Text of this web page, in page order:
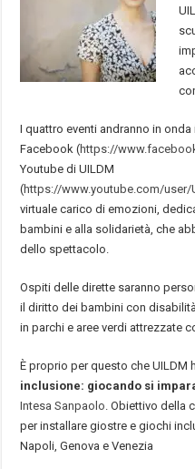
I quattro eventi andranno in
Facebook (https://
Youtube di UILDM
(https://www.youtube.com/user/
virtuale carico di emozioni,
bambini e alla solidarietà, che
dello spettacolo.
Ospiti delle dirette saranno
il diritto dei bambini con
in parchi e aree verdi attrezzate
È proprio per questo che UILDM
inclusione: giocando si
Intesa Sanpaolo . Obiettivo della
per installare giostre e giochi
Napoli, Genova e Venezia